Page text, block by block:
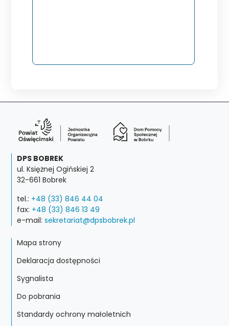
DPS BOBREK
ul. Księżnej Ogińskiej 2
32-661 Bobrek
tel.: +48 (33) 846 44 04
fax: +48 (33) 846 13 49
e-mail: sekretariat@dpsbobrek.pl
Mapa strony
Deklaracja dostępności
Sygnalista
Do pobrania
Standardy ochrony małoletnich